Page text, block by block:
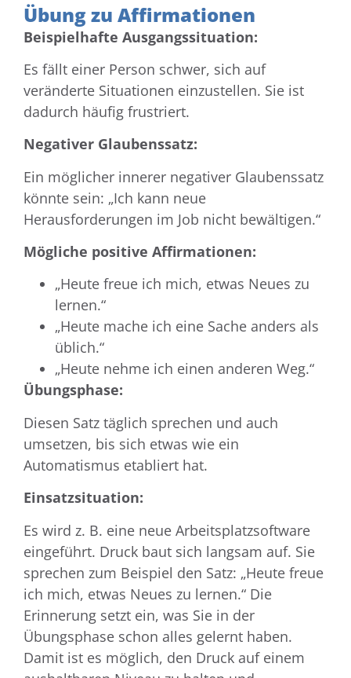
Übung zu Affirmationen
Beispielhafte Ausgangssituation:
Es fällt einer Person schwer, sich auf
veränderte Situationen einzustellen. Sie ist
dadurch häufig frustriert.
Negativer Glaubenssatz:
Ein möglicher innerer negativer Glaubenssatz
könnte sein: „Ich kann neue
Herausforderungen im Job nicht bewältigen.“
Mögliche positive Affirmationen:
„Heute freue ich mich, etwas Neues zu
lernen.“
„Heute mache ich eine Sache anders als
üblich.“
„Heute nehme ich einen anderen Weg.“
Übungsphase:
Diesen Satz täglich sprechen und auch
umsetzen, bis sich etwas wie ein
Automatismus etabliert hat.
Einsatzsituation:
Es wird z. B. eine neue Arbeitsplatzsoftware
eingeführt. Druck baut sich langsam auf. Sie
sprechen zum Beispiel den Satz: „Heute freue
ich mich, etwas Neues zu lernen.“ Die
Erinnerung setzt ein, was Sie in der
Übungsphase schon alles gelernt haben.
Damit ist es möglich, den Druck auf einem